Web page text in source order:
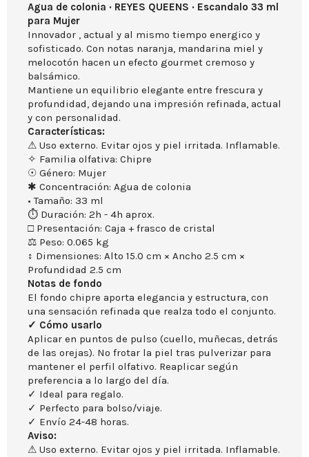
Agua de colonia · REYES QUEENS · Escandalo 33 ml
para Mujer
Innovador , actual y al mismo tiempo energico y
sofisticado. Con notas naranja, mandarina miel y
melocotón hacen un efecto gourmet cremoso y
balsámico.
Mantiene un equilibrio elegante entre frescura y
profundidad, dejando una impresión refinada, actual
y con personalidad.
Características:
⚠ Uso externo. Evitar ojos y piel irritada. Inflamable.
✧ Familia olfativa: Chipre
☉ Género: Mujer
✱ Concentración: Agua de colonia
• Tamaño: 33 ml
⏱ Duración: 2h - 4h aprox.
□ Presentación: Caja + frasco de cristal
⚖ Peso: 0.065 kg
↕ Dimensiones: Alto 15.0 cm × Ancho 2.5 cm ×
Profundidad 2.5 cm
Notas de fondo
El fondo chipre aporta elegancia y estructura, con
una sensación refinada que realza todo el conjunto.
✓ Cómo usarlo
Aplicar en puntos de pulso (cuello, muñecas, detrás
de las orejas). No frotar la piel tras pulverizar para
mantener el perfil olfativo. Reaplicar según
preferencia a lo largo del día.
✓ Ideal para regalo.
✓ Perfecto para bolso/viaje.
✓ Envío 24-48 horas.
Aviso:
⚠ Uso externo. Evitar ojos y piel irritada. Inflamable.